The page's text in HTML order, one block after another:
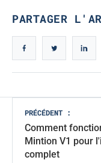
PARTAGER
Navigation
des
articles
PRÉCÉDENT :
Comment
Mintion V1 pour
complet